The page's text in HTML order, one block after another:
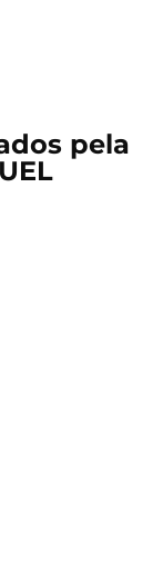
pela